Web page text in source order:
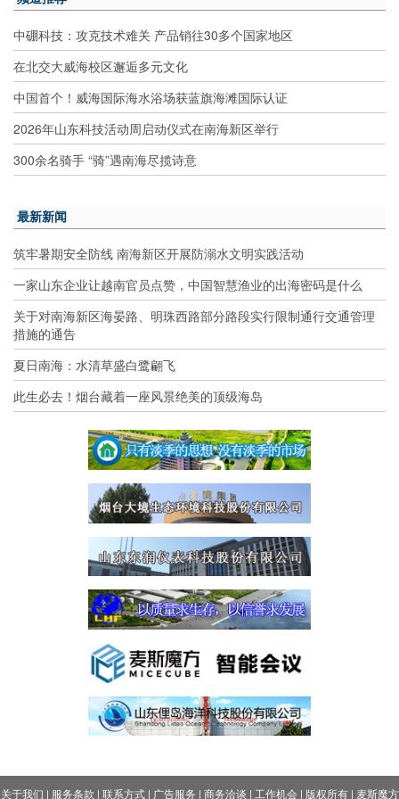
中硼科技：攻克技术难关 产品销往30多个国家地区
在北交大威海校区邂逅多元文化
中国首个！威海国际海水浴场获蓝旗海滩国际认证
2026年山东科技活动周启动仪式在南海新区举行
300余名骑手 “骑”遇南海尽揽诗意
最新新闻
筑牢暑期安全防线 南海新区开展防溺水文明实践活动
一家山东企业让越南官员点赞，中国智慧渔业的出海密码是什么
关于对南海新区海晏路、明珠西路部分路段实行限制通行交通管理
措施的通告
夏日南海：水清草盛白鹭翩飞
此生必去！烟台藏着一座风景绝美的顶级海岛
关于我们 | 服务条款 | 联系方式| 广告服务 | 商务洽谈 | 工作机会| 版权所有| 麦斯魔方